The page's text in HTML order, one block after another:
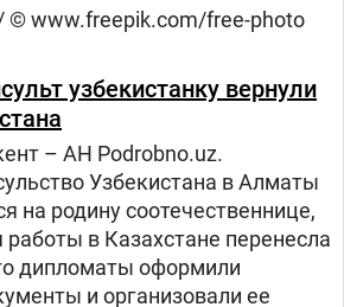
© www.freepik.com/free-photo
узбекистанку вернули
– АН Podrobno.uz.
Узбекистана в Алматы
на родину соотечественнице,
в Казахстане перенесла
дипломаты оформили
и организовали ее